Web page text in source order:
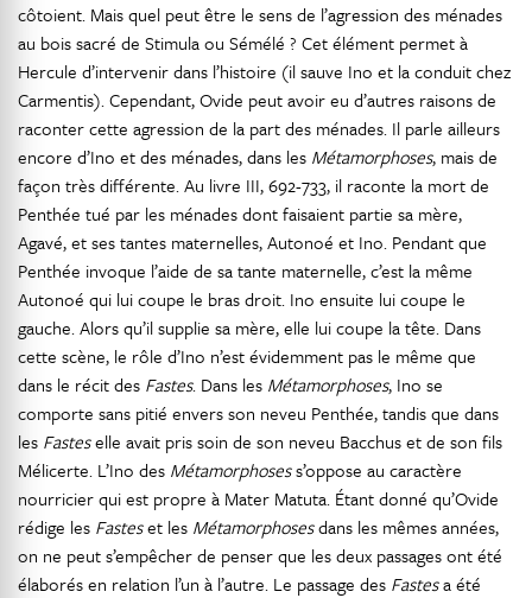
côtoient. Mais quel peut être le sens de l’agression des ménades
au bois sacré de Stimula ou Sémélé ? Cet élément permet à
Hercule d’intervenir dans l’histoire (il sauve Ino et la conduit chez
Carmentis). Cependant, Ovide peut avoir eu d’autres raisons de
raconter cette agression de la part des ménades. Il parle ailleurs
encore d’Ino et des ménades, dans les Métamorphoses, mais de
façon très différente. Au livre III, 692-733, il raconte la mort de
Penthée tué par les ménades dont faisaient partie sa mère,
Agavé, et ses tantes maternelles, Autonoé et Ino. Pendant que
Penthée invoque l’aide de sa tante maternelle, c’est la même
Autonoé qui lui coupe le bras droit. Ino ensuite lui coupe le
gauche. Alors qu’il supplie sa mère, elle lui coupe la tête. Dans
cette scène, le rôle d’Ino n’est évidemment pas le même que
dans le récit des Fastes. Dans les Métamorphoses, Ino se
comporte sans pitié envers son neveu Penthée, tandis que dans
les Fasteselle avait pris soin de son neveu Bacchus et de son fils
Mélicerte. L’Ino des Métamorphosess’oppose au caractère
nourricier qui est propre à Mater Matuta. Étant donné qu’Ovide
rédige les Fasteset les Métamorphosesdans les mêmes années,
on ne peut s’empêcher de penser que les deux passages ont été
élaborés en relation l’un à l’autre. Le passage des Fastesa été